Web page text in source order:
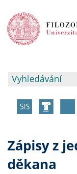
Zápisy z
děkana